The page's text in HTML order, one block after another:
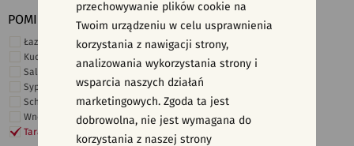
POMIESZCZENIE
Łazienka
Kuchnia
Salon i hol
Sypialnia
Schody
Wnętrza komercyjne
Taras i ogród
przechowywanie plików cookie na
Twoim urządzeniu w celu usprawnienia
korzystania z nawigacji strony,
analizowania wykorzystania strony i
wsparcia naszych działań
marketingowych. Zgoda ta jest
dobrowolna, nie jest wymagana do
korzystania z naszej strony